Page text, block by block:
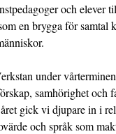
och elever
en brygga för samtal
under
samhörighet och
gick vi djupare in i
och språk som